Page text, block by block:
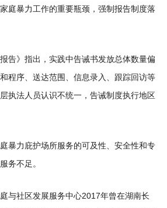
庭暴力工作的重要瓶颈，强制报告制度落
告》指出，实践中告诫书发放总体数量偏
程序、送达范围、信息录入、跟踪回访等
执法人员认识不统一，告诫制度执行地区
暴力庇护场所服务的可及性、安全性和专
务不足。
与社区发展服务中心2017年曾在湖南长